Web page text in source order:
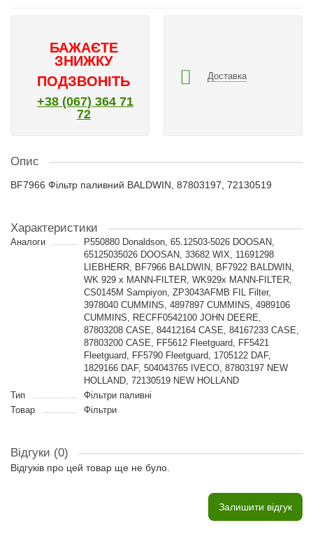
БАЖАЄТЕ
ЗНИЖКУ
ПОДЗВОНІТЬ
+38 (067) 364 71
72
Доставка
Опис
BF7966 Фільтр паливний BALDWIN, 87803197, 72130519
Характеристики
Аналоги
P550880 Donaldson, 65.12503-5026 DOOSAN,
65125035026 DOOSAN, 33682 WIX, 11691298
LIEBHERR, BF7966 BALDWIN, BF7922 BALDWIN,
WK 929 x MANN-FILTER, WK929x MANN-FILTER,
CS0145M Sampiyon, ZP3043AFMB FIL Filter,
3978040 CUMMINS, 4897897 CUMMINS, 4989106
CUMMINS, RECFF0542100 JOHN DEERE,
87803208 CASE, 84412164 CASE, 84167233 CASE,
87803200 CASE, FF5612 Fleetguard, FF5421
Fleetguard, FF5790 Fleetguard, 1705122 DAF,
1829166 DAF, 504043765 IVECO, 87803197 NEW
HOLLAND, 72130519 NEW HOLLAND
Тип
Фільтри паливні
Товар
Фільтри
Відгуки (0)
Відгуків про цей товар ще не було.
Залишити відгук